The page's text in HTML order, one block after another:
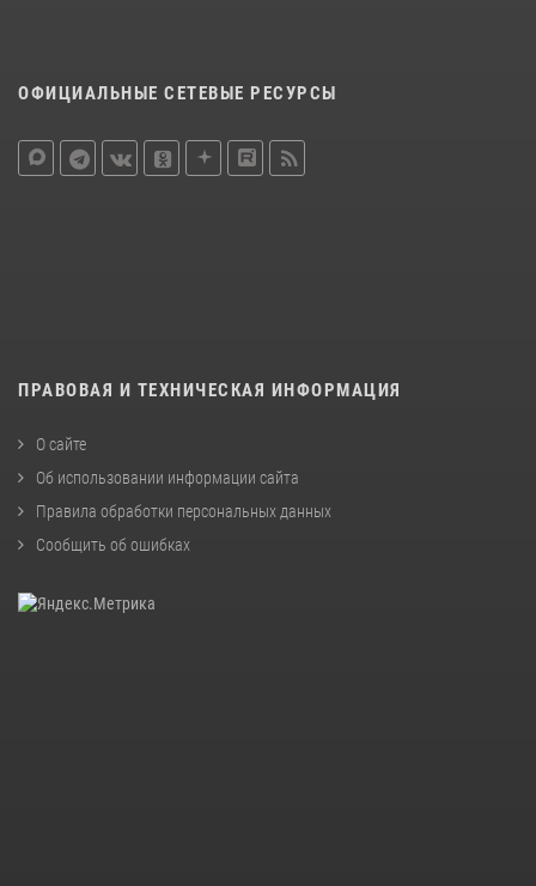
ОФИЦИАЛЬНЫЕ СЕТЕВЫЕ РЕСУРСЫ
ПРАВОВАЯ И ТЕХНИЧЕСКАЯ ИНФОРМАЦИЯ
О сайте
Об использовании информации сайта
Правила обработки персональных данных
Сообщить об ошибках